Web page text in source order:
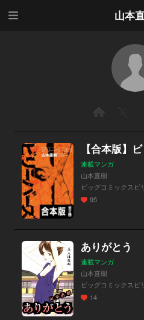
山本
【合本版】
連載マンガ
山本直樹
ビッグコミックスピ
95
ありがとう
連載マンガ
山本直樹
ビッグコミックスピ
14